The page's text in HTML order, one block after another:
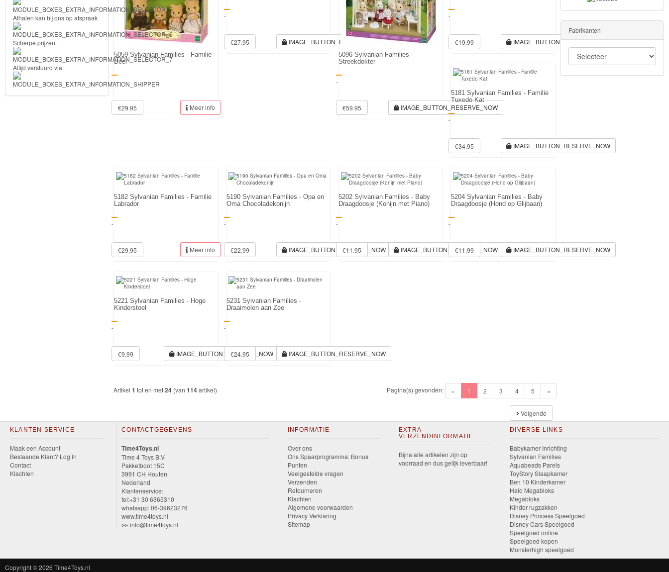
Angry
Birds
Batman
Goede
dinosaurus
Pony
Finding
Dory
Barbie
5059 Sylvanian Families - Familie
Beer
-
€29.95 Meer info
-
€27.95 IMAGE_BUTTON_RESERVE_NOW
5096 Sylvanian Families -
Streekdokter
-
€59.95 IMAGE_BUTTON_RESERVE_NOW
-
€19.99 IMAGE_BUTTON_RESERVE_NOW
5181 Sylvanian Families - Familie
Tuxedo Kat
-
€34.95 IMAGE_BUTTON_RESERVE_NOW
5182 Sylvanian Families - Familie
Labrador
-
€29.95 Meer info
5190 Sylvanian Families - Opa en
Oma Chocoladekonijn
-
€22.99 IMAGE_BUTTON_RESERVE_NOW
5202 Sylvanian Families - Baby
Draagdoosje (Konijn met Piano)
-
€11.95 IMAGE_BUTTON_RESERVE_NOW
5204 Sylvanian Families - Baby
Draagdoosje (Hond op Glijbaan)
-
€11.99 IMAGE_BUTTON_RESERVE_NOW
5221 Sylvanian Families - Hoge
Kinderstoel
-
€9.99 IMAGE_BUTTON_RESERVE_NOW
5231 Sylvanian Families -
Draaimolen aan Zee
-
€24.95 IMAGE_BUTTON_RESERVE_NOW
Artikel1 tot en met24 (van114artikel) « 1 (current)
2 3 4 5 »
Pagina(s) gevonden:
Volgende
Afhalen kan bij ons op afspraak
Scherpe prijzen.
Altijd verstuurd via:
Fabrikanten
KLANTEN SERVICE
Maak een Account
Bestaande Klant? Log In
Contact
Klachten
CONTACTGEGEVENS
Time4Toys.nl
Time 4 Toys B.V.
Pakketboot 15C
3991 CH Houten
Nederland
Klantenservice:
tel:+31 30 6365310
whatsapp: 06-39623276
www.time4toys.nl
- info@time4toys.nl
INFORMATIE
Over ons
Ons Spaarprogramma: Bonus
Punten
Veelgestelde vragen
Verzenden
Retourneren
Klachten
Algemene voorwaarden
Privacy Verklaring
Sitemap
EXTRA
VERZENDINFORMATIE
Bijna alle artikelen zijn op
voorraad en dus gelijk leverbaar!
DIVERSE LINKS
Babykamer Inrichting
Sylvanian Families
Aquabeads Parels
ToyStory Slaapkamer
Ben 10 Kinderkamer
Halo Megabloks
Megabloks
Kinder rugzakken
Disney Princess Speelgoed
Disney Cars Speelgoed
Speelgoed online
Speelgoed kopen
Monsterhigh speelgoed
Copyright © 2026 Time4Toys.nl